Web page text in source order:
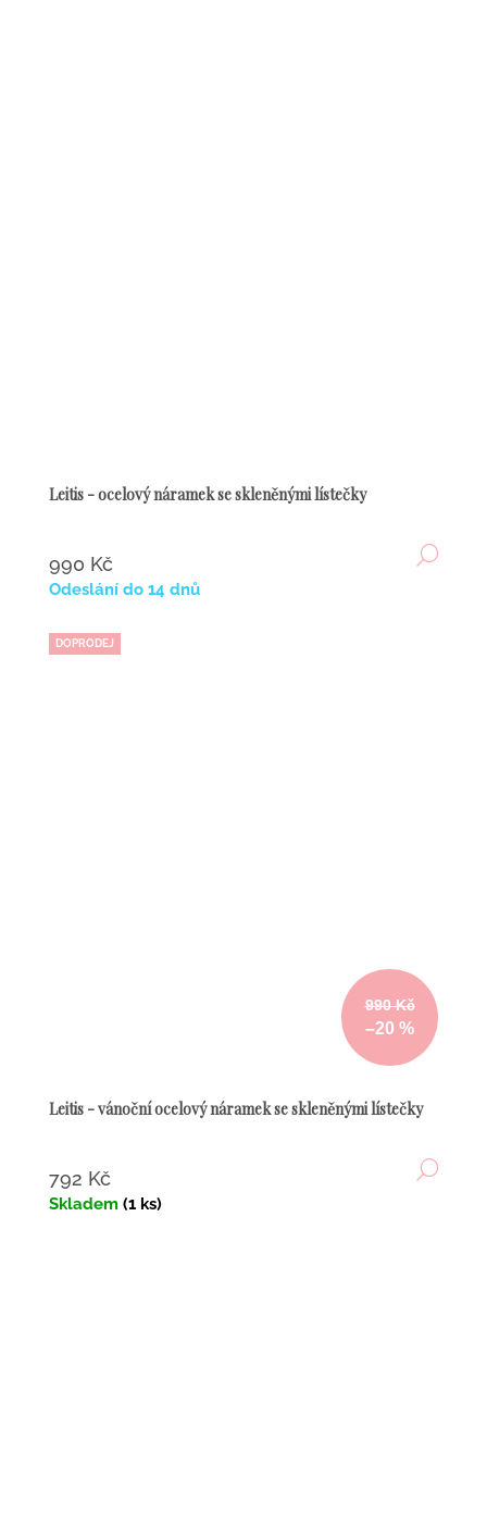
Leitis - ocelový náramek se skleněnými lístečky
990 Kč
Odeslání do 14 dnů
990 Kč
–20 %
DOPRODEJ
Leitis - vánoční ocelový náramek se skleněnými lístečky
792 Kč
Skladem (1 ks)